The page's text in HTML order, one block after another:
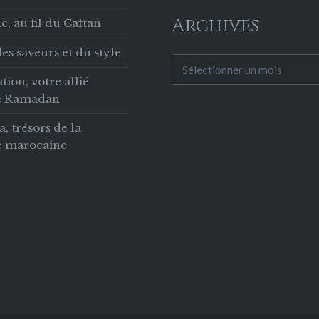
au fil du Caftan
saveurs et du style
votre allié
trésors de la
marocaine
Archives